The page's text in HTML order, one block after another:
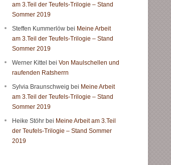
am 3.Teil der Teufels-Trilogie – Stand
Sommer 2019
Steffen Kummerlöw bei Meine Arbeit
am 3.Teil der Teufels-Trilogie – Stand
Sommer 2019
Werner Kittel bei Von Maulschellen und
raufenden Ratsherrn
Sylvia Braunschweig bei Meine Arbeit
am 3.Teil der Teufels-Trilogie – Stand
Sommer 2019
Heike Stöhr bei Meine Arbeit am 3.Teil
der Teufels-Trilogie – Stand Sommer
2019